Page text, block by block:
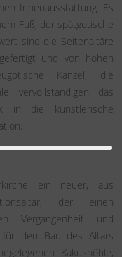
Innenausstattung. Es
Fuß, der spätgotische
sind die Seitenaltäre
und von hohen
Kanzel, die
vervollständigen das
in die künstlerische
ein neuer, aus
der einen
Vergangenheit und
für den Bau des Altars
Kakushöhle,